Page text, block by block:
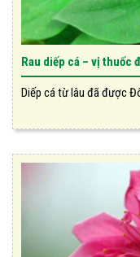
Rau diếp cá – vị thuốc
Diếp cá từ lâu đã được